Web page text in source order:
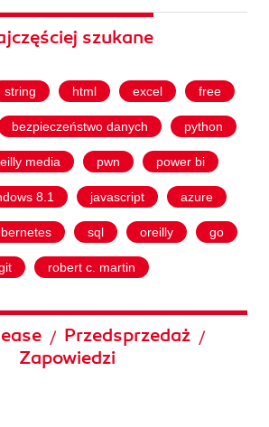
szukane
string html excel free
bezpieczeństwo danych python
media pwn power bi
8.1 javascript azure
sql oreilly go
robert c. martin
/ Przedsprzedaż /
Zapowiedzi